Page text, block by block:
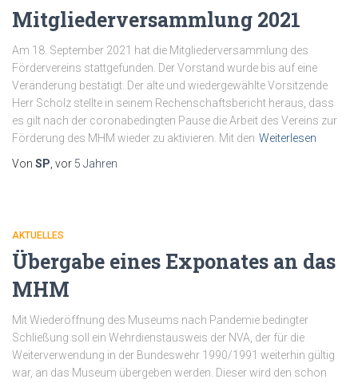
Mitgliederversammlung 2021
Am 18. September 2021 hat die Mitgliederversammlung des
Fördervereins stattgefunden. Der Vorstand wurde bis auf eine
Veränderung bestätigt. Der alte und wiedergewählte Vorsitzende
Herr Scholz stellte in seinem Rechenschaftsbericht heraus, dass
es gilt nach der coronabedingten Pause die Arbeit des Vereins zur
Förderung des MHM wieder zu aktivieren. Mit den Weiterlesen
Von SP , vor 5 Jahren
AKTUELLES
Übergabe eines Exponates an das
MHM
Mit Wiederöffnung des Museums nach Pandemie bedingter
Schließung soll ein Wehrdienstausweis der NVA, der für die
Weiterverwendung in der Bundeswehr 1990/1991 weiterhin gültig
war, an das Museum übergeben werden. Dieser wird den schon